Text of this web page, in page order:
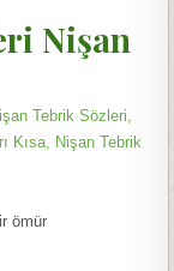
Nişan
Tebrik Sözleri,
Kısa, Nişan Tebrik
ömür